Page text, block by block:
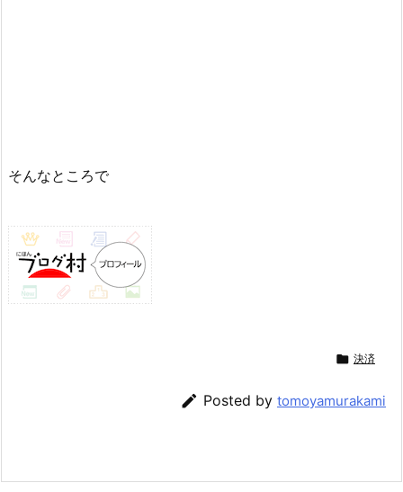
そんなところで
 決済
 Posted by tomoyamurakami